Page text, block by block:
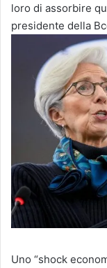
loro di assorbire
presidente della
Uno “shock